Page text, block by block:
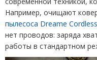
Например, очищают
пылесоса Dreame
нет проводов: заряда
работы в стандартном